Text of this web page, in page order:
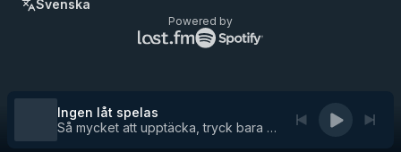
Svenska
Powered by
Lastfm
logo
Ingen låt spelas
Så mycket att upptäcka, tryck bara på play